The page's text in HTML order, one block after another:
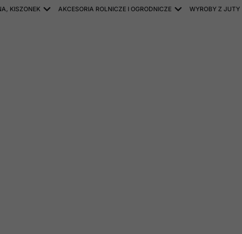
KISZONEK Open ZBIÓR SŁOMY, SIANA, KISZONEK
AKCESORIA ROLNICZE I OGRODNICZE OpenWYROBY Z JUTY